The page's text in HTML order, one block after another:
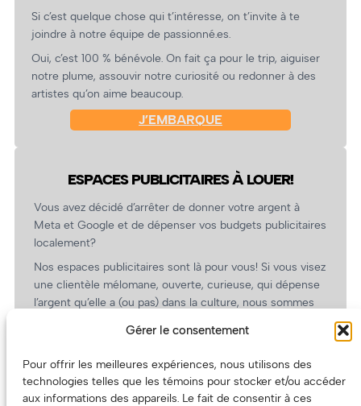
Gérer le consentement
Pour offrir les meilleures expériences, nous utilisons des
technologies telles que les témoins pour stocker et/ou accéder
aux informations des appareils. Le fait de consentir à ces
Si c’est quelque chose qui t’intéresse, on t’invite à te
joindre à notre équipe de passionné.es.
Oui, c’est 100 % bénévole. On fait ça pour le trip, aiguiser
notre plume, assouvir notre curiosité ou redonner à des
artistes qu’on aime beaucoup.
J’EMBARQUE
ESPACES PUBLICITAIRES À LOUER!
Vous avez décidé d’arrêter de donner votre argent à
Meta et Google et de dépenser vos budgets publicitaires
localement?
Nos espaces publicitaires sont là pour vous! Si vous visez
une clientèle mélomane, ouverte, curieuse, qui dépense
l’argent qu’elle a (ou pas) dans la culture, nous sommes
revient.
(Oui, on va avoir des tarifs spéciaux pour vous, les